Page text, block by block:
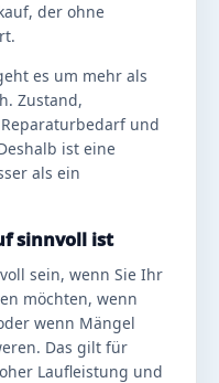
der ohne
es um mehr als
Zustand,
und
ist eine
als ein
sinnvoll ist
sein, wenn Sie Ihr
möchten, wenn
wenn Mängel
Das gilt für
Laufleistung und